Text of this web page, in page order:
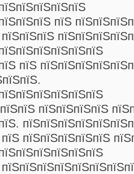
пїЅ
пїЅ
пїЅпїЅпїЅпїЅ
пїЅпїЅпїЅпїЅпїЅ